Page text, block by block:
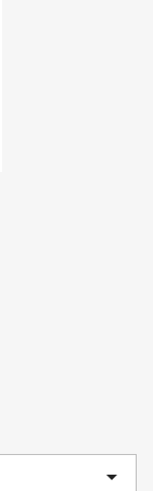
